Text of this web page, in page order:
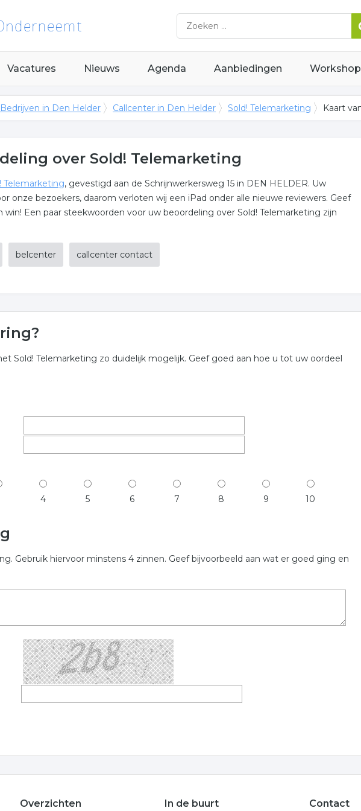
Vacatures Nieuws Agenda Aanbiedingen
Bedrijven in Den Helder Callcenter in Den Helder Sold! Telemarketing Kaart
over Sold! Telemarketing
Telemarketing, gevestigd aan de Schrijnwerkersweg 15 in DEN HELDER. Uw
onze bezoekers, daarom verloten wij een iPad onder alle nieuwe reviewers. Geef
Een paar steekwoorden voor uw beoordeling over Sold! Telemarketing zijn
belcenter callcenter contact
Sold! Telemarketing zo duidelijk mogelijk. Geef goed aan hoe u tot uw oordeel
4 5 6 7 8 9 10
Gebruik hiervoor minstens 4 zinnen. Geef bijvoorbeeld aan wat er goed ging en
Overzichten In de buurt Contact